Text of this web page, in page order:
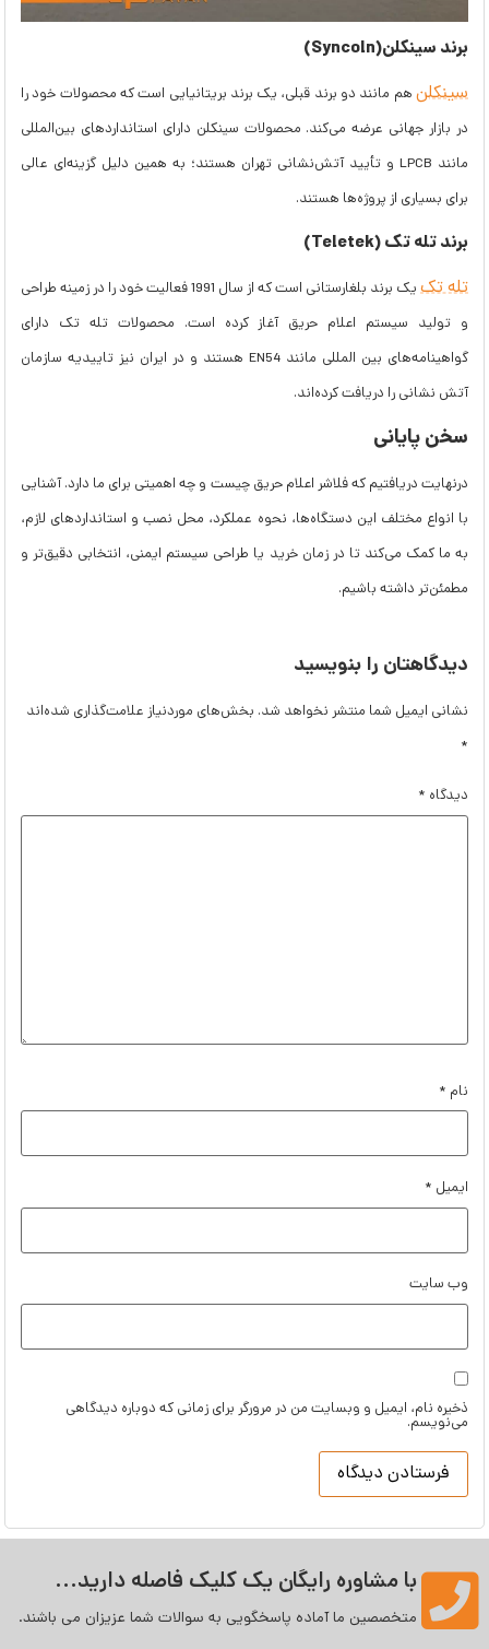
برند سینکلن(Syncoln)
سینکلنهم مانند دو برند قبلی، یک برند بریتانیایی است که محصولات خود را
در بازار جهانی عرضه می‌کند. محصولات سینکلن دارای استانداردهای بین‌المللی
مانند LPCB و تأیید آتش‌نشانی تهران هستند؛ به همین دلیل گزینه‌ای عالی
برای بسیاری از پروژه‌ها هستند.
برند تله تک (Teletek)
تله تک
یک برند بلغارستانی است که از سال 1991 فعالیت خود را در زمینه طراحی
و تولید سیستم اعلام حریق آغاز کرده است. محصولات تله تک دارای
گواهینامه‌های بین المللی مانند EN54 هستند و در ایران نیز تاییدیه سازمان
آتش نشانی را دریافت کرده‌اند.
سخن پایانی
درنهایت دریافتیم که فلاشر اعلام حریق چیست و چه اهمیتی برای ما دارد. آشنایی
با انواع مختلف این دستگاه‌ها، نحوه عملکرد، محل نصب و استانداردهای لازم،
به ما کمک می‌کند تا در زمان خرید یا طراحی سیستم ایمنی، انتخابی دقیق‌تر و
مطمئن‌تر داشته باشیم.
دیدگاهتان را بنویسید
نشانی ایمیل شما منتشر نخواهد شد. بخش‌های موردنیاز علامت‌گذاری شده‌اند
*
دیدگاه *
نام *
ایمیل *
وب‌ سایت
ذخیره نام، ایمیل و وبسایت من در مرورگر برای زمانی که دوباره دیدگاهی
می‌نویسم.
با مشاوره رایگان یک کلیک فاصله دارید...
متخصصین ما آماده پاسخگویی به سوالات شما عزیزان می‌ باشند.